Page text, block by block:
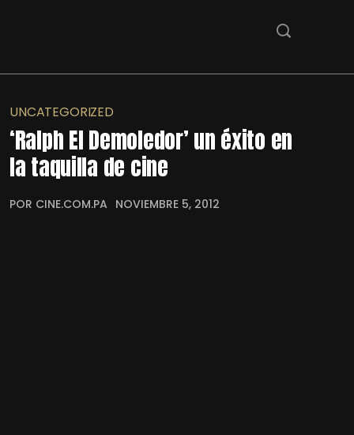
UNCATEGORIZED
‘Ralph El Demoledor’ un éxito en
la taquilla de cine
POR CINE.COM.PA NOVIEMBRE 5, 2012